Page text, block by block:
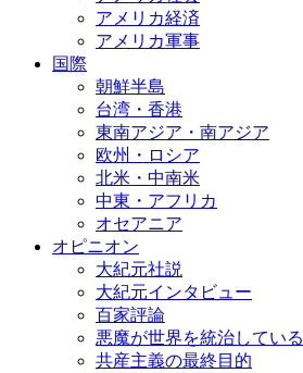
アメリカ経済
アメリカ軍事
国際
朝鮮半島
台湾・香港
東南アジア・南アジア
欧州・ロシア
北米・中南米
中東・アフリカ
オセアニア
オピニオン
大紀元社説
大紀元インタビュー
百家評論
悪魔が世界を統治している
共産主義の最終目的